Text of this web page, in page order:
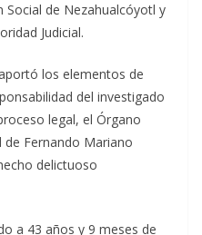
Social de Nezahualcóyotl y
Judicial.
los elementos de
del investigado
legal, el Órgano
de Fernando Mariano
delictuoso
a 43 años y 9 meses de